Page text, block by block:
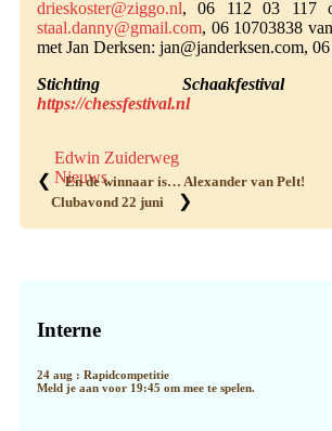
drieskoster@ziggo.nl, 06 112 03 117
staal.danny@gmail.com, 06 10703838
met Jan Derksen: jan@janderksen.com,
Stichting Schaakfestival
https://chessfestival.nl
Edwin Zuiderweg
Nieuws
❮
En de winnaar is… Alexander van Pelt!
Clubavond 22 juni
❯
Sidebar
Interne
24 aug : Rapidcompetitie
Meld je aan voor 19:45 om mee te spelen.